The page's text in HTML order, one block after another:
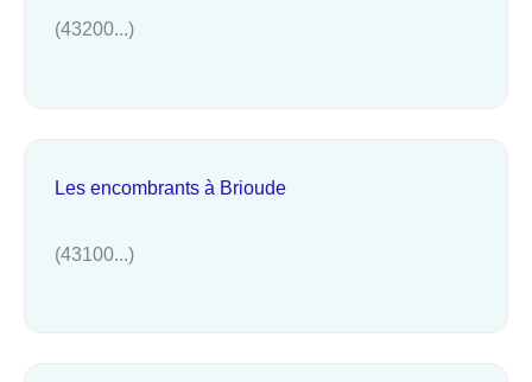
(43200...)
Les encombrants à Brioude
(43100...)